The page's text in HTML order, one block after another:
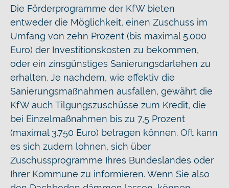
Die Förderprogramme der KfW bieten
entweder die Möglichkeit, einen Zuschuss im
Umfang von zehn Prozent (bis maximal 5.000
Euro) der Investitionskosten zu bekommen,
oder ein zinsgünstiges Sanierungsdarlehen zu
erhalten. Je nachdem, wie effektiv die
Sanierungsmaßnahmen ausfallen, gewährt die
KfW auch Tilgungszuschüsse zum Kredit, die
bei Einzelmaßnahmen bis zu 7,5 Prozent
(maximal 3.750 Euro) betragen können. Oft kann
es sich zudem lohnen, sich über
Zuschussprogramme Ihres Bundeslandes oder
Ihrer Kommune zu informieren. Wenn Sie also